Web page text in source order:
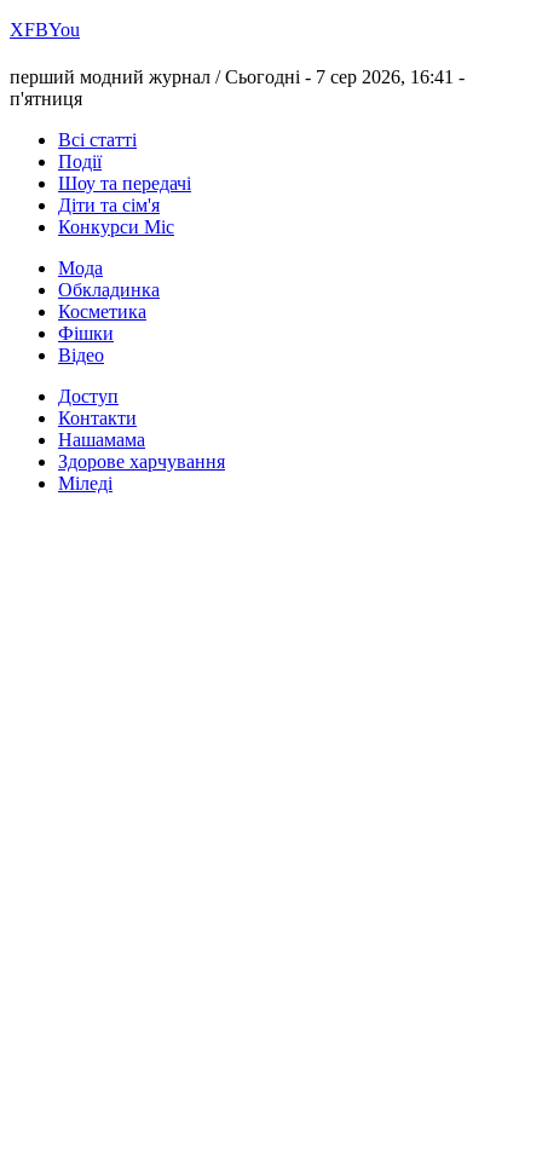
ХFBYou
перший модний журнал /Сьогодні - 7 сер 2026, 16:41 -
п'ятниця
Всі статті
Події
Шоу та передачі
Діти та сім'я
Конкурси Міс
Мода
Обкладинка
Косметика
Фішки
Відео
Доступ
Контакти
Нашамама
Здорове харчування
Міледі